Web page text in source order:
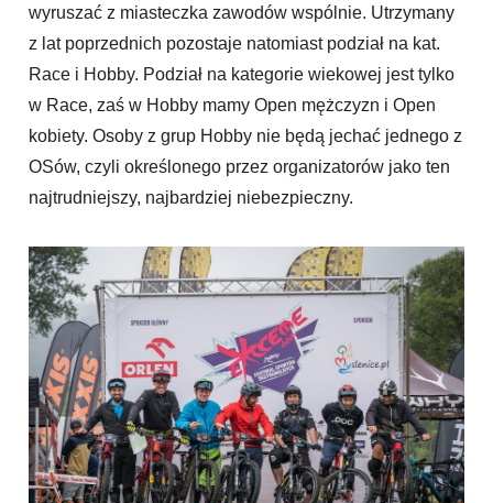
wyruszać z miasteczka zawodów wspólnie. Utrzymany
z lat poprzednich pozostaje natomiast podział na kat.
Race i Hobby. Podział na kategorie wiekowej jest tylko
w Race, zaś w Hobby mamy Open mężczyzn i Open
kobiety. Osoby z grup Hobby nie będą jechać jednego z
OSów, czyli określonego przez organizatorów jako ten
najtrudniejszy, najbardziej niebezpieczny.